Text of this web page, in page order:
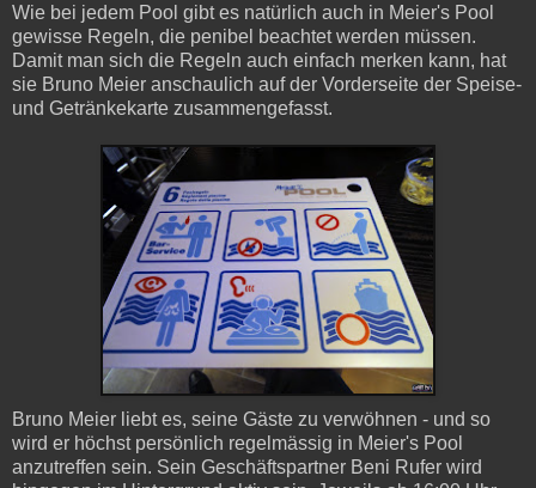
Wie bei jedem Pool gibt es natürlich auch in Meier's Pool
gewisse Regeln, die penibel beachtet werden müssen.
Damit man sich die Regeln auch einfach merken kann, hat
sie Bruno Meier anschaulich auf der Vorderseite der Speise-
und Getränkekarte zusammengefasst.
Bruno Meier liebt es, seine Gäste zu verwöhnen - und so
wird er höchst persönlich regelmässig in Meier's Pool
anzutreffen sein. Sein Geschäftspartner Beni Rufer wird